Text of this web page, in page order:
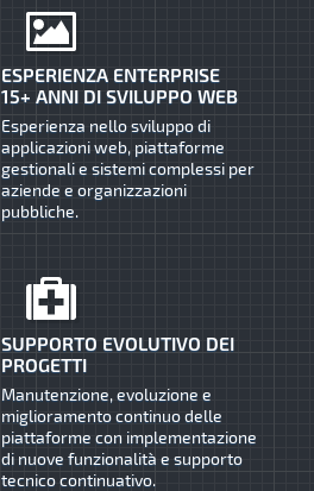
ESPERIENZA ENTERPRISE
15+ ANNI DI SVILUPPO WEB
Esperienza nello sviluppo di
applicazioni web, piattaforme
gestionali e sistemi complessi per
aziende e organizzazioni
pubbliche.
SUPPORTO EVOLUTIVO DEI
PROGETTI
Manutenzione, evoluzione e
miglioramento continuo delle
piattaforme con implementazione
di nuove funzionalità e supporto
tecnico continuativo.